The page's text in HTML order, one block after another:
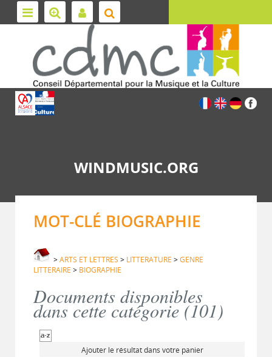
WINDMUSIC.ORG
MOT-CLÉ BIOGRAPHIE
>ARTS ET LETTRES > LITTERATURE >GENRE
LITTERAIRE > BIOGRAPHIE
Documents disponibles
dans cette catégorie (101)
Ajouter le résultat dans votre panier